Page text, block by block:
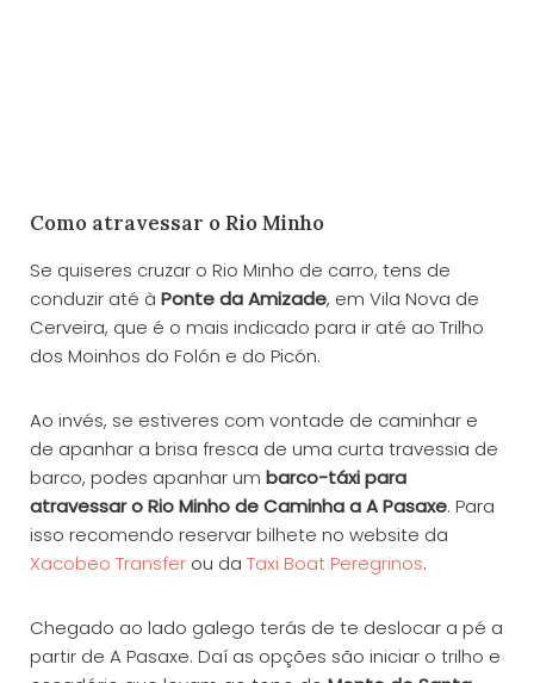
Como atravessar o Rio Minho
Se quiseres cruzar o Rio Minho de carro, tens de
conduzir até à Ponte da Amizade, em Vila Nova de
Cerveira, que é o mais indicado para ir até ao Trilho
dos Moinhos do Folón e do Picón.
Ao invés, se estiveres com vontade de caminhar e
de apanhar a brisa fresca de uma curta travessia de
barco, podes apanhar um barco-táxi para
atravessar o Rio Minho de Caminha a A Pasaxe. Para
isso recomendo reservar bilhete no website da
Xacobeo Transfer ou da Taxi Boat Peregrinos.
Chegado ao lado galego terás de te deslocar a pé a
partir de A Pasaxe. Daí as opções são iniciar o trilho e